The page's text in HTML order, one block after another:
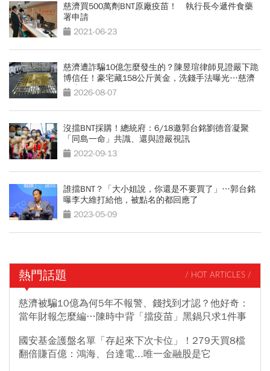
慈濟買500萬劑BNT原廠疫苗！ 執行長今遞件食藥
署申請
2021-06-23
慈濟遭詐騙10億怎麼發生的？陳昱瑄律師見證嚴下跪
博信任！豪宅藏158公斤黃金，洗錢手法曝光…慈濟
回應了
2026-08-07
沒擋BNT採購！總統府：6/18邀郭台銘劉德音凝聚
「同島一命」共識、還與證嚴視訊
2022-09-13
誰擋BNT？「大小姐說，你還是不要買了」…郭台銘
曝李大維打給他，被點名的都回應了
2023-05-09
熱門話題 / HOT ARTICLES /
慈濟被騙10億為何5年不報警、錢找到才認？他好奇：
當年財報怎麼編…陳時中背「擋疫苗」黑鍋只求1件事
國安基金護盤名單「存起來下次卡位」！279天買8檔
翻倍賺百億：鴻海、台達電...唯一金融股是它